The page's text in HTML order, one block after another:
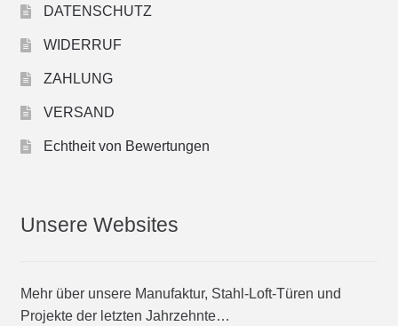
DATENSCHUTZ
WIDERRUF
ZAHLUNG
VERSAND
Echtheit von Bewertungen
Unsere Websites
Mehr über unsere Manufaktur, Stahl-Loft-Türen und
Projekte der letzten Jahrzehnte…